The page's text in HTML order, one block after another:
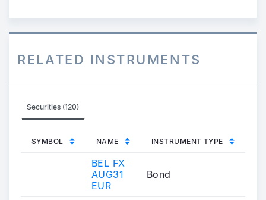
RELATED INSTRUMENTS
Securities (120)
SYMBOL NAME INSTRUMENT TYPE
BEL FX
AUG31
EUR
Bond